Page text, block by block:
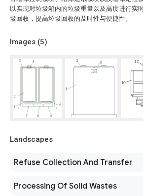
以实现对垃圾箱内的垃圾重量以及高度进行实
圾回收，提高垃圾回收的及时性与便捷性。
Images (5)
Landscapes
Refuse Collection And Transfer
Processing Of Solid Wastes